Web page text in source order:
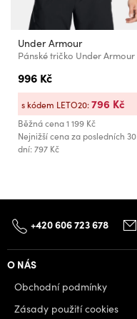
Under Armour
996 Kč
Běžná cena1 199 Kč
Nejnižší cena za posledních 30
dní: 797 Kč
s kódem LETO20:796 Kč
+420 606 723 678
O NÁS
Obchodní podmínky
Zásady použití cookies